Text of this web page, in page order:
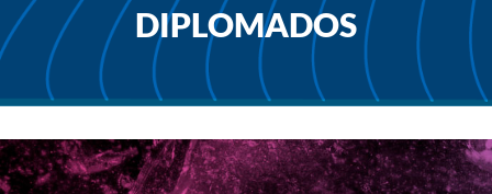
DIPLOMADOS